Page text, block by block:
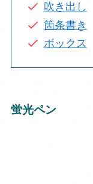
吹き出し
箇条書き
ボックス
蛍光ペン